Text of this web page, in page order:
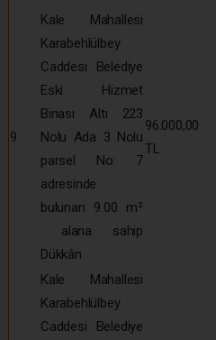
9
Kale Mahallesi
Karabehlülbey
Caddesi Belediye
Eski Hizmet
Binası Altı 223
Nolu Ada 3 Nolu
parsel No: 7
adresinde
bulunan 9.00 m²
alana sahip
Dükkân
96.000,00
TL
Kale Mahallesi
Karabehlülbey
Caddesi Belediye